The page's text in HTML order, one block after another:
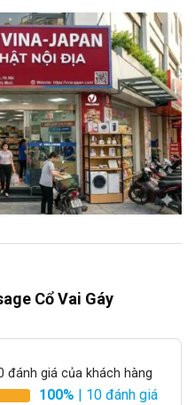
Cổ Vai Gáy
đánh giá của khách hàng
100% | 10 đánh giá